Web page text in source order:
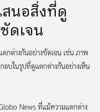
สนอสิ่งที่ดู
ดเจน
กต่างกันอย่างชัดเจน เช่น ภาพ
อบในรูปที่ดูแตกต่างกันอย่างเห็น
News ที่แม้ความแตกต่าง